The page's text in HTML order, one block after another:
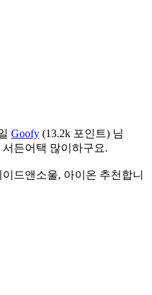
Goofy (13.2k 포인트) 님
든어택 많이하구요.
드앤소울, 아이온 추천합니